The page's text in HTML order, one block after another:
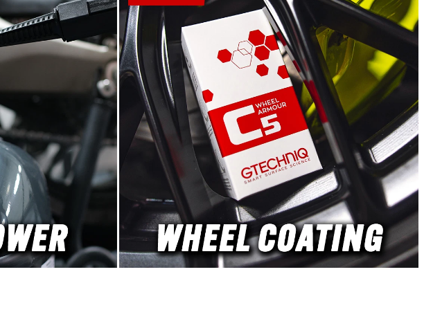
следи от шлифоване до P1000 и
по-финни Идеална за дълбоки
лакови дефекти Минимално
замъгляване при максимално
отнемане